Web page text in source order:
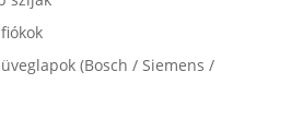
(Bosch / Siemens /